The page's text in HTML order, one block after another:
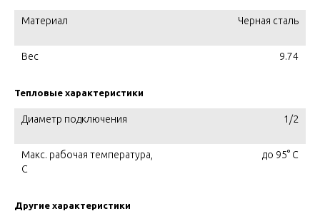
Материал Черная сталь
Вес 9.74
Тепловые характеристики
Диаметр подключения 1/2
Макс. рабочая температура,
C
до 95° С
Другие характеристики